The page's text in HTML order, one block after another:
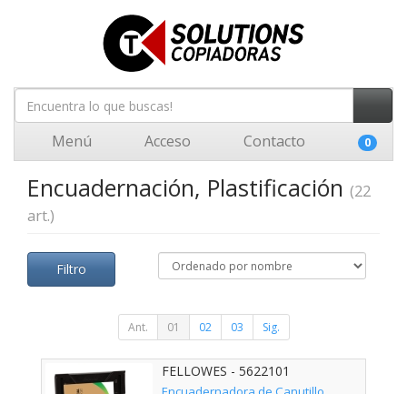
Menú Acceso Contacto 0
Encuadernación, Plastificación (22
art.)
Filtro
Ant. 01 02 03 Sig.
FELLOWES - 5622101